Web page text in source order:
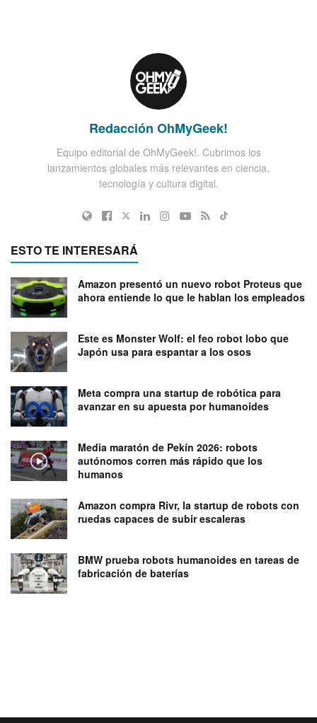
Redacción OhMyGeek!
Equipo editorial de OhMyGeek!. Cubrimos los
lanzamientos globales más relevantes en ciencia,
tecnología y cultura digital.
ESTO TE INTERESARÁ
Amazon presentó un nuevo robot Proteus que
ahora entiende lo que le hablan los empleados
Este es Monster Wolf: el feo robot lobo que
Japón usa para espantar a los osos
Meta compra una startup de robótica para
avanzar en su apuesta por humanoides
Media maratón de Pekín 2026: robots
autónomos corren más rápido que los
humanos
Amazon compra Rivr, la startup de robots con
ruedas capaces de subir escaleras
BMW prueba robots humanoides en tareas de
fabricación de baterías